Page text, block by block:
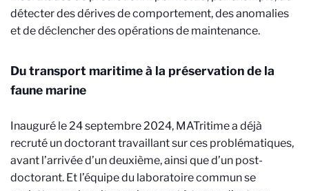
détecter des dérives de comportement, des anomalies
et de déclencher des opérations de maintenance.
Du transport maritime à la préservation de la
faune marine
Inauguré le 24 septembre 2024, MATritime a déjà
recruté un doctorant travaillant sur ces problématiques,
avant l’arrivée d’un deuxième, ainsi que d’un post-
doctorant. Et l’équipe du laboratoire commun se